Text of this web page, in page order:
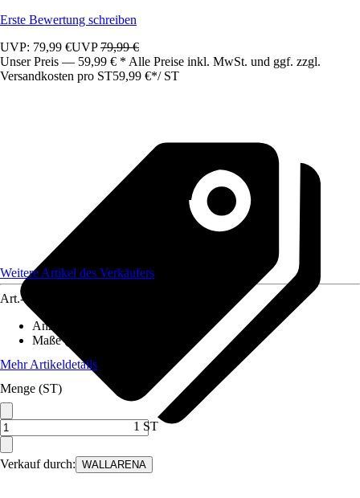
Erste Bewertung schreiben
UVP: 79,99 €UVP79,99 €
Unser Preis — 59,99 € * Alle Preise inkl. MwSt. und ggf. zzgl.
Versandkosten pro ST59,99 €*/ ST
Verkauf durch: WALLARENA
Weitere Artikel des Verkäufers
Art.-Nr.
Anzahl der Teile
Maße (BxH)
Mehr Artikeldetails
Menge (ST)
1 ST